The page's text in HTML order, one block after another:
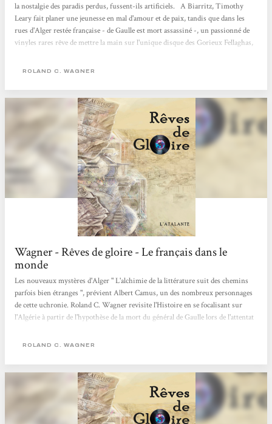
la nostalgie des paradis perdus, fussent-ils artificiels. A Biarritz, Timothy
Leary fait planer une jeunesse en mal d'amour et de paix, tandis que dans les
rues d'Alger restée française - de Gaulle est mort assassiné -, un passionné de
vinyles rares rêve de mettre la main sur l'unique disque des Gorieux Fellaghas,
amère qui promet de devenir un classique. Philippe Hupp Le Nouvel
ROLAND C. WAGNER
Wagner - Rêves de gloire - Le français dans le
monde
Les nouveaux mystères d'Alger " L'alchimie de la littérature suit des chemins
parfois bien étranges ", prévient Albert Camus, un des nombreux personnages
de cette uchronie. Roland C. Wagner revisite l'Histoire en se focalisant sur
l'Algérie à partir de l'hypothèse de la mort du général de Gaulle lors de l'attentat
communautaires, les expériences mystiques, les conflits militaires et politiques
monde
ROLAND C. WAGNER